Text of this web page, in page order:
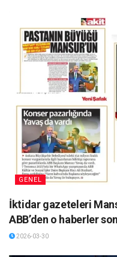
GENEL
İktidar gazeteleri
ABB’den o haberler
2026-03-30